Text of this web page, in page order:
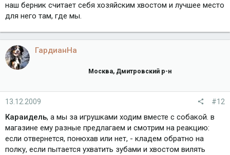
наш берник считает себя хозяйским хвостом и лучшее место
для него там, где мы.
ГардианНа
Москва, Дмитровский р-н
13.12.2009 #12
Караидель, а мы за игрушками ходим вместе с собакой. в
магазине ему разные предлагаем и смотрим на реакцию:
если отвернется, понюхав или нет, - кладем обратно на
полку, если пытается ухватить зубами и хвостом вилять